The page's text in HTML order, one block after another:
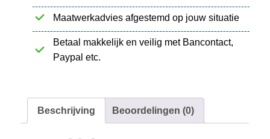
Maatwerkadvies afgestemd op jouw situatie
Betaal makkelijk en veilig met Bancontact,
Paypal etc.
Beschrijving Beoordelingen (0)